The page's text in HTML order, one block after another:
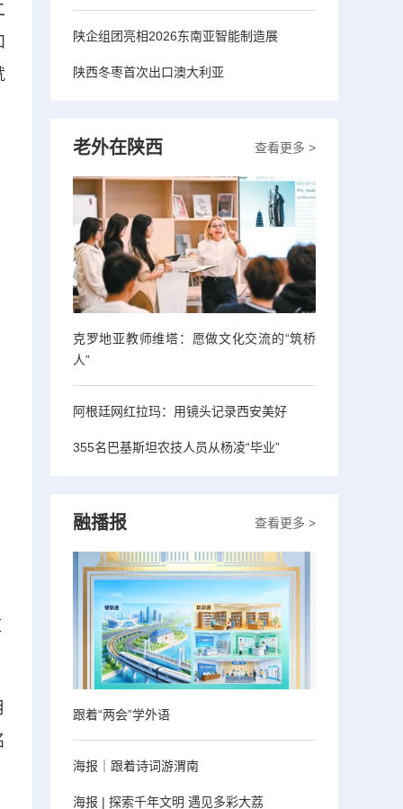
陕企组团亮相2026东南亚智能制造展
陕西冬枣首次出口澳大利亚
查看更多 >
老外在陕西
克罗地亚教师维塔：愿做文化交流的“筑桥
人”
阿根廷网红拉玛：用镜头记录西安美好
355名巴基斯坦农技人员从杨凌“毕业”
查看更多 >
融播报
跟着“两会”学外语
海报｜跟着诗词游渭南
海报 | 探索千年文明 遇见多彩大荔